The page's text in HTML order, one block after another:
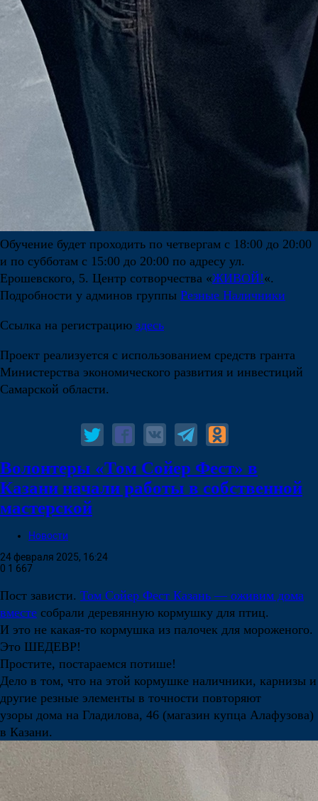
Обучение будет проходить по четвергам с 18:00 до 20:00
и по субботам с 15:00 до 20:00 по адресу ул.
Ерошевского, 5. Центр сотворчества «ЖИВОЙ!«.
Подробности у админов группы Резные Наличники
Ссылка на регистрацию здесь
Проект реализуется с использованием средств гранта
Министерства экономического развития и инвестиций
Самарской области.
Волонтеры «Том Сойер Фест» в
Казани начали работы в собственной
мастерской
Новости
24 февраля 2025, 16:24
0 1 667
Пост зависти. Том Сойер Фест Казань — оживим дома
вместе собрали деревянную кормушку для птиц.
И это не какая-то кормушка из палочек для мороженого.
Это ШЕДЕВР!
Простите, постараемся потише!
Дело в том, что на этой кормушке наличники, карнизы и
другие резные элементы в точности повторяют
узоры дома на Гладилова, 46 (магазин купца Алафузова)
в Казани.